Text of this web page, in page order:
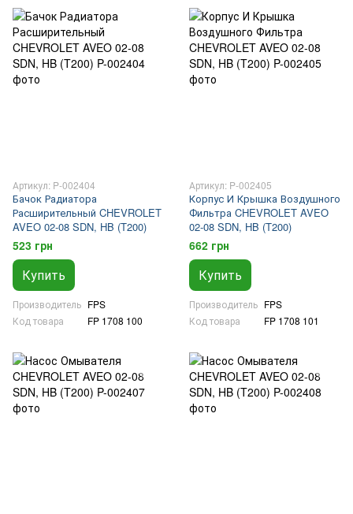
Артикул: P-002404
Бачок Радиатора
Расширительный CHEVROLET
AVEO 02-08 SDN, HB (T200)
523 грн
Купить
Производитель FPS
Код товара
FP 1708 100
Артикул: P-002405
Корпус И Крышка Воздушного
Фильтра CHEVROLET AVEO
02-08 SDN, HB (T200)
662 грн
Купить
Производитель FPS
Код товара
FP 1708 101